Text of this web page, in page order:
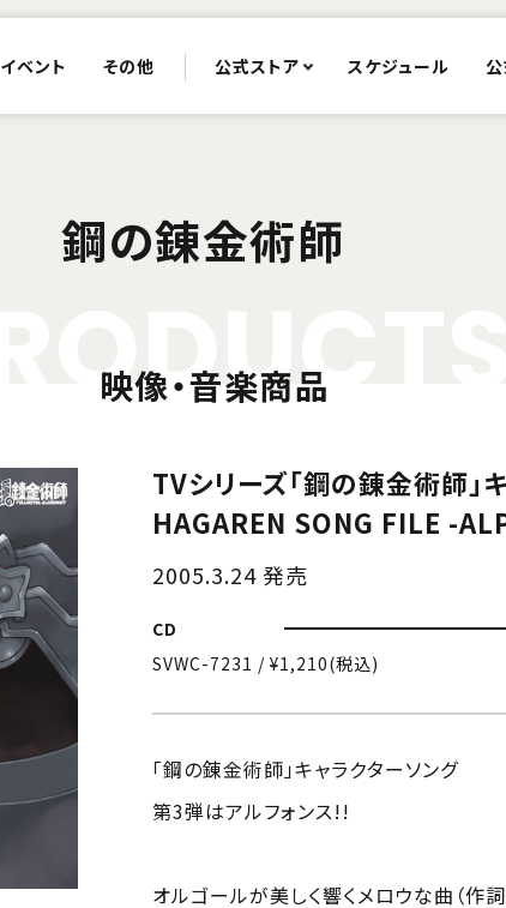
イベント その他 公式ストア スケジュール
鋼の錬金術師
ODUC
映像・音楽商品
TVシリーズ「鋼の錬金術師」
HAGAREN SONG FILE -
2005.3.24 発売
CD
SVWC-7231 / ¥1,210(税込)
「鋼の錬金術師」キャラクターソング
第3弾はアルフォンス!!
オルゴールが美しく響くメロウな曲（作